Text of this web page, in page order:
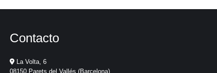
Contacto
La Volta, 6
08150 Parets del Vallés (Barcelona)